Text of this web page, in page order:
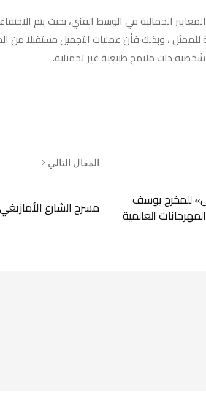
في الوسط الفني، بحيث يتم الاحتفاء بجمال
فأن عمليات التجميل مستقبلا من الممكن ان
طبيعية غير تجميلية.
المقال التالي
مسرح الشارع الأمازيغي بالمغرب